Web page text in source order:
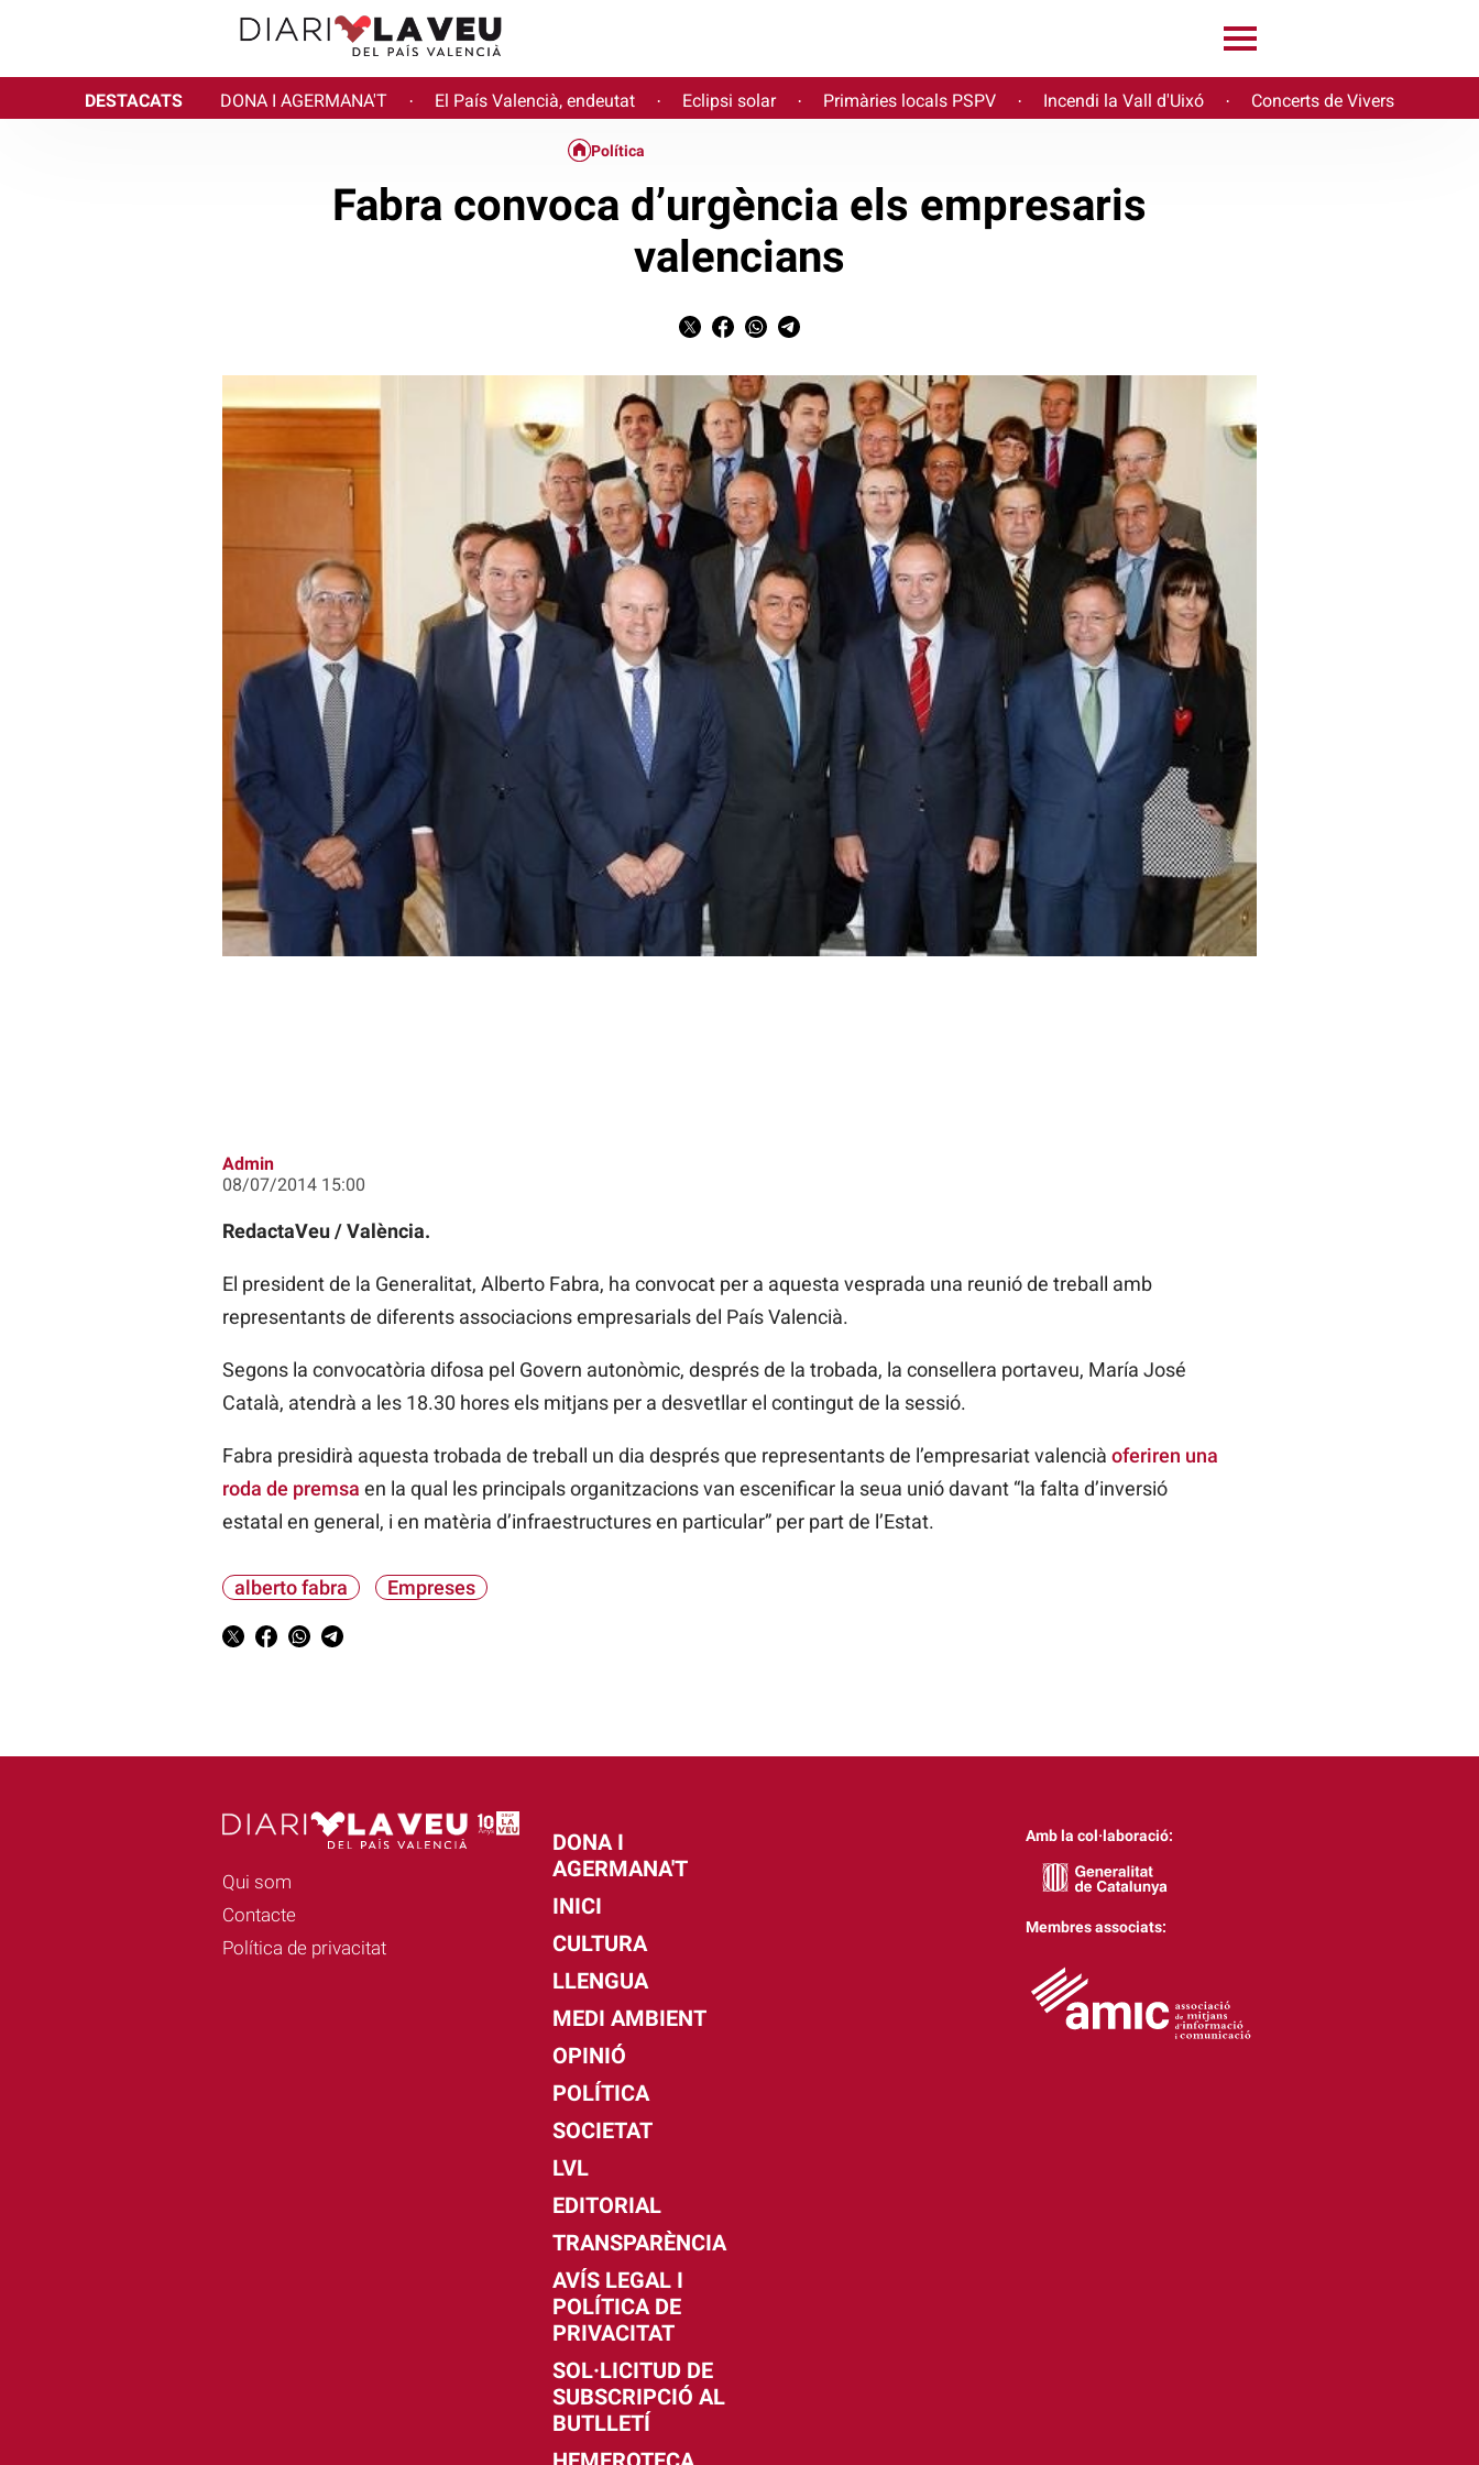
DESTACATS DONA I AGERMANA'T · El País Valencià, endeutat · Eclipsi solar · Primàries locals PSPV · Incendi la Vall d'Uixó · Concerts de Vivers
Política
Fabra convoca d’urgència els empresaris
valencians
Admin
08/07/2014 15:00
RedactaVeu / València.
El president de la Generalitat, Alberto Fabra, ha convocat per a aquesta vesprada una reunió de treball amb
representants de diferents associacions empresarials del País Valencià.
Segons la convocatòria difosa pel Govern autonòmic, després de la trobada, la consellera portaveu, María José
Català, atendrà a les 18.30 hores els mitjans per a desvetllar el contingut de la sessió.
Fabra presidirà aquesta trobada de treball un dia després que representants de l’empresariat valencià oferiren una
roda de premsa en la qual les principals organitzacions van escenificar la seua unió davant “la falta d’inversió
estatal en general, i en matèria d’infraestructures en particular” per part de l’Estat.
alberto fabra Empreses
Qui som
Contacte
Política de privacitat
DONA I
AGERMANA'T
INICI
CULTURA
LLENGUA
MEDI AMBIENT
OPINIÓ
POLÍTICA
SOCIETAT
LVL
EDITORIAL
TRANSPARÈNCIA
AVÍS LEGAL I
POLÍTICA DE
PRIVACITAT
SOL·LICITUD DE
SUBSCRIPCIÓ AL
BUTLLETÍ
Amb la col·laboració:
Membres associats: